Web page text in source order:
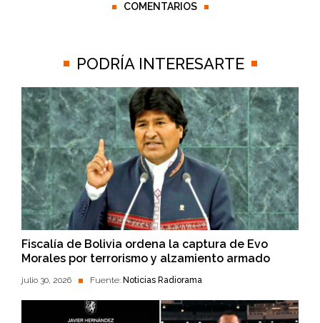
COMENTARIOS
PODRÍA INTERESARTE
Fiscalía de Bolivia ordena la captura de Evo
Morales por terrorismo y alzamiento armado
julio 30, 2026 Fuente: Noticias Radiorama